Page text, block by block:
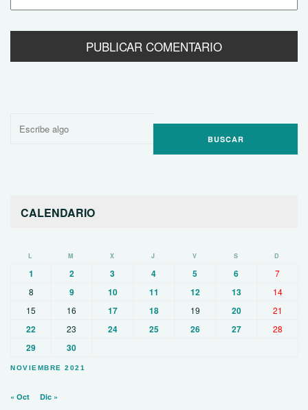
Buscar
CALENDARIO
NOVIEMBRE 2021
L M X J V S D
1 2 3 4 5 6
7
8
9 10 11 12 13
14
15
16 17 18 19 20 21
22 23 24 25 26 27 28
29 30
« Oct Dic »